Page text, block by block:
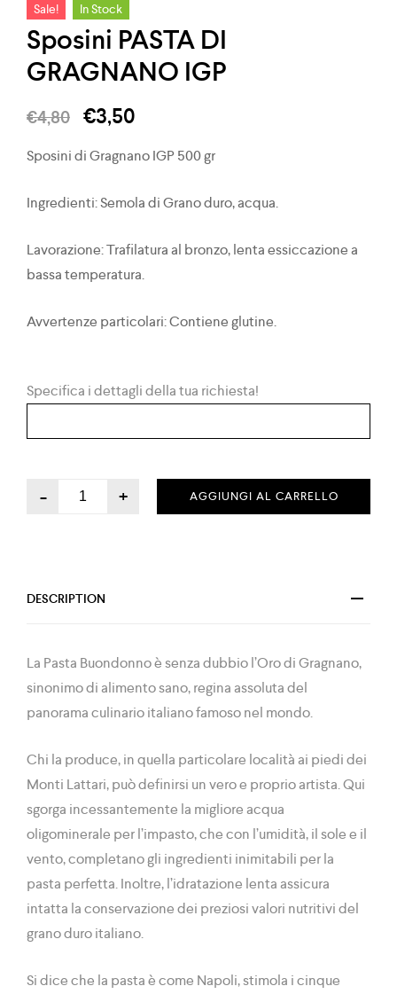
Sale! In Stock
Sposini PASTA DI
GRAGNANO IGP
€4,80 €3,50
Sposini di Gragnano IGP 500 gr
Ingredienti: Semola di Grano duro, acqua.
Lavorazione: Trafilatura al bronzo, lenta essiccazione a
bassa temperatura.
Avvertenze particolari: Contiene glutine.
Specifica i dettagli della tua richiesta!
- + AGGIUNGI AL CARRELLO
DESCRIPTION
La Pasta Buondonno è senza dubbio l’Oro di Gragnano,
sinonimo di alimento sano, regina assoluta del
panorama culinario italiano famoso nel mondo.
Chi la produce, in quella particolare località ai piedi dei
Monti Lattari, può definirsi un vero e proprio artista. Qui
sgorga incessantemente la migliore acqua
oligominerale per l’impasto, che con l’umidità, il sole e il
vento, completano gli ingredienti inimitabili per la
pasta perfetta. Inoltre, l’idratazione lenta assicura
intatta la conservazione dei preziosi valori nutritivi del
grano duro italiano.
Si dice che la pasta è come Napoli, stimola i cinque